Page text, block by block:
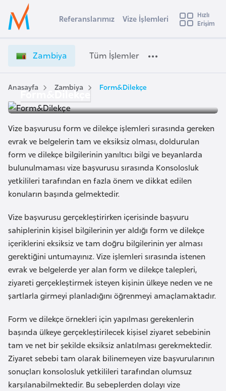
Ülke Seçimi
Başvuru yapmak istediğiniz ülkeyi seçin
Üye
Girişi
a
b
i
y
V
z
e
İ
ş
l
e
l
e
r
i
e
i
Referanslarımız Vize İşlemleri
Hızlı
Erişim
Zambiya Tüm İşlemler
Anasayfa Zambiya Form&Dilekçe
Form&Dilekçe
Vize başvurusu form ve dilekçe işlemleri sırasında gereken
evrak ve belgelerin tam ve eksiksiz olması, doldurulan
form ve dilekçe bilgilerinin yanıltıcı bilgi ve beyanlarda
bulunulmaması vize başvurusu sırasında Konsolosluk
yetkilileri tarafından en fazla önem ve dikkat edilen
konuların başında gelmektedir.
Vize başvurusu gerçekleştirirken içerisinde başvuru
sahiplerinin kişisel bilgilerinin yer aldığı form ve dilekçe
içeriklerini eksiksiz ve tam doğru bilgilerinin yer alması
gerektiğini untumayınız. Vize işlemleri sırasında istenen
evrak ve belgelerde yer alan form ve dilekçe talepleri,
ziyareti gerçekleştirmek isteyen kişinin ülkeye neden ve ne
şartlarla girmeyi planladığını öğrenmeyi amaçlamaktadır.
Form ve dilekçe örnekleri için yapılması gerekenlerin
başında ülkeye gerçekleştirilecek kişisel ziyaret sebebinin
tam ve net bir şekilde eksiksiz anlatılması gerekmektedir.
Ziyaret sebebi tam olarak bilinemeyen vize başvurularının
sonuçları konsolosluk yetkilileri tarafından olumsuz
karşılanabilmektedir. Bu sebeplerden dolayı vize
s
t
r
a
A
v
u
s
t
u
y
a
A
z
e
r
a
y
c
a
n